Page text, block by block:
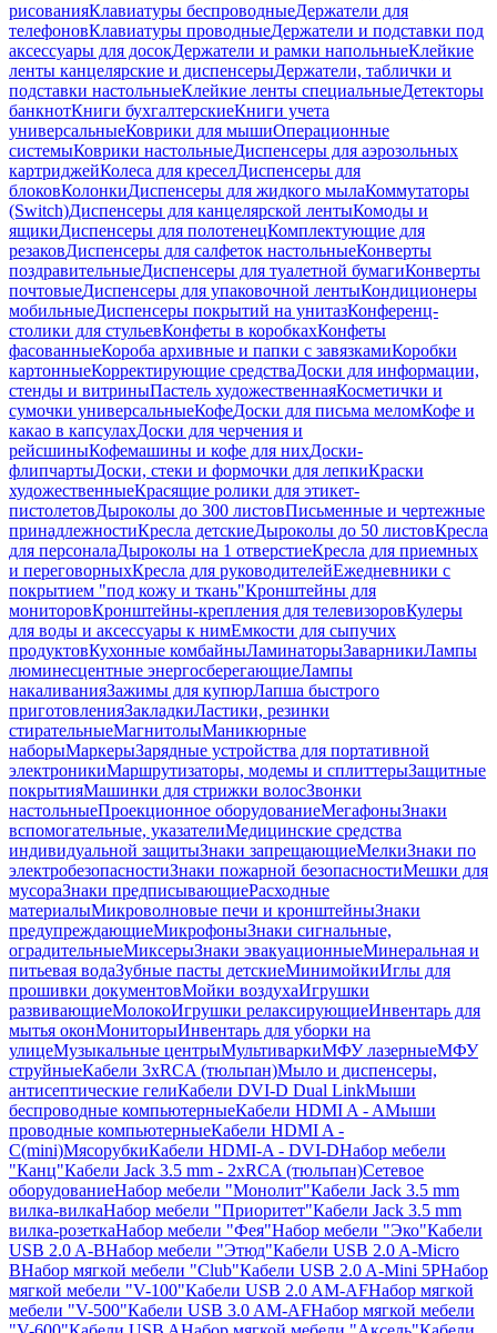
рисованияКлавиатуры беспроводныеДержатели для
телефоновКлавиатуры проводныеДержатели и подставки под
аксессуары для досокДержатели и рамки напольныеКлейкие
ленты канцелярские и диспенсерыДержатели, таблички и
подставки настольныеКлейкие ленты специальныеДетекторы
банкнотКниги бухгалтерскиеКниги учета
универсальныеКоврики для мышиОперационные
системыКоврики настольныеДиспенсеры для аэрозольных
картриджейКолеса для креселДиспенсеры для
блоковКолонкиДиспенсеры для жидкого мылаКоммутаторы
(Switch)Диспенсеры для канцелярской лентыКомоды и
ящикиДиспенсеры для полотенецКомплектующие для
резаковДиспенсеры для салфеток настольныеКонверты
поздравительныеДиспенсеры для туалетной бумагиКонверты
почтовыеДиспенсеры для упаковочной лентыКондиционеры
мобильныеДиспенсеры покрытий на унитазКонференц-
столики для стульевКонфеты в коробкахКонфеты
фасованныеКороба архивные и папки с завязкамиКоробки
картонныеКорректирующие средстваДоски для информации,
стенды и витриныПастель художественнаяКосметички и
сумочки универсальныеКофеДоски для письма меломКофе и
какао в капсулахДоски для черчения и
рейсшиныКофемашины и кофе для нихДоски-
флипчартыДоски, стеки и формочки для лепкиКраски
художественныеКрасящие ролики для этикет-
пистолетовДыроколы до 300 листовПисьменные и чертежные
принадлежностиКресла детскиеДыроколы до 50 листовКресла
для персоналаДыроколы на 1 отверстиеКресла для приемных
и переговорныхКресла для руководителейЕжедневники с
покрытием "под кожу и ткань"Кронштейны для
мониторовКронштейны-крепления для телевизоровКулеры
для воды и аксессуары к нимЕмкости для сыпучих
продуктовКухонные комбайныЛаминаторыЗаварникиЛампы
люминесцентные энергосберегающиеЛампы
накаливанияЗажимы для купюрЛапша быстрого
приготовленияЗакладкиЛастики, резинки
стирательныеМагнитолыМаникюрные
наборыМаркерыЗарядные устройства для портативной
электроникиМаршрутизаторы, модемы и сплиттерыЗащитные
покрытияМашинки для стрижки волосЗвонки
настольныеПроекционное оборудованиеМегафоныЗнаки
вспомогательные, указателиМедицинские средства
индивидуальной защитыЗнаки запрещающиеМелкиЗнаки по
электробезопасностиЗнаки пожарной безопасностиМешки для
мусораЗнаки предписывающиеРасходные
материалыМикроволновые печи и кронштейныЗнаки
предупреждающиеМикрофоныЗнаки сигнальные,
оградительныеМиксерыЗнаки эвакуационныеМинеральная и
питьевая водаЗубные пасты детскиеМинимойкиИглы для
прошивки документовМойки воздухаИгрушки
развивающиеМолокоИгрушки релаксирующиеИнвентарь для
мытья оконМониторыИнвентарь для уборки на
улицеМузыкальные центрыМультиваркиМФУ лазерныеМФУ
струйныеКабели 3xRCA (тюльпан)Мыло и диспенсеры,
антисептические гелиКабели DVI-D Dual LinkМыши
беспроводные компьютерныеКабели HDMI A - AМыши
проводные компьютерныеКабели HDMI A -
C(mini)МясорубкиКабели HDMI-A - DVI-DНабор мебели
"Канц"Кабели Jack 3.5 mm - 2xRCA (тюльпан)Сетевое
оборудованиеНабор мебели "Монолит"Кабели Jack 3.5 mm
вилка-вилкаНабор мебели "Приоритет"Кабели Jack 3.5 mm
вилка-розеткаНабор мебели "Фея"Набор мебели "Эко"Кабели
USB 2.0 A-BНабор мебели "Этюд"Кабели USB 2.0 A-Micro
BНабор мягкой мебели "Club"Кабели USB 2.0 A-Mini 5PНабор
мягкой мебели "V-100"Кабели USB 2.0 AM-AFНабор мягкой
мебели "V-500"Кабели USB 3.0 AM-AFНабор мягкой мебели